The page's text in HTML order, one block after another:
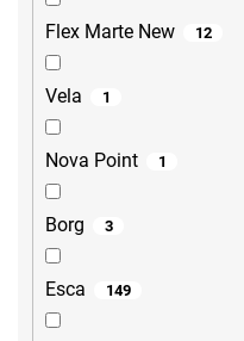
Flex Marte New 12
Vela 1
Nova Point 1
Borg 3
Esca 149